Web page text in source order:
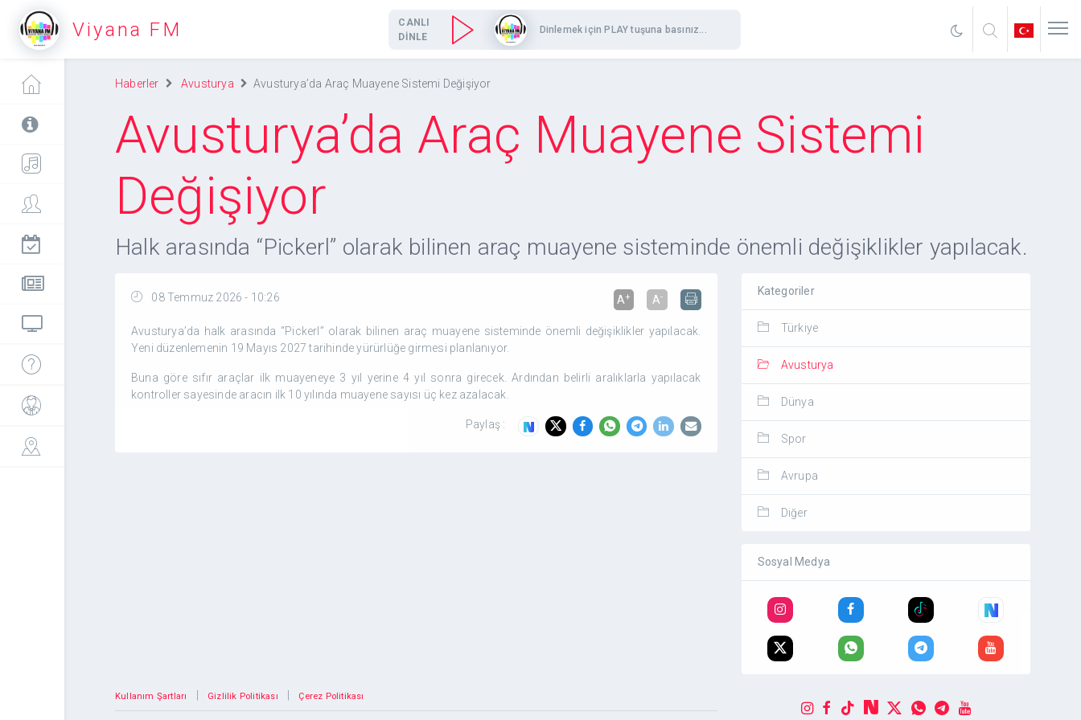
Viyana FM
CANLI
DİNLE
Dinlemek için PLAY tuşuna basınız...
Haberler Avusturya Avusturya’da Araç Muayene Sistemi Değişiyor
Avusturya’da Araç Muayene Sistemi
Değişiyor
Halk arasında “Pickerl” olarak bilinen araç muayene sisteminde önemli değişiklikler yapılacak.
08 Temmuz 2026 - 10:26 A+ A-
Avusturya’da halk arasında “Pickerl” olarak bilinen araç muayene sisteminde önemli değişiklikler yapılacak.
Yeni düzenlemenin 19 Mayıs 2027 tarihinde yürürlüğe girmesi planlanıyor.
Buna göre sıfır araçlar ilk muayeneye 3 yıl yerine 4 yıl sonra girecek. Ardından belirli aralıklarla yapılacak
kontroller sayesinde aracın ilk 10 yılında muayene sayısı üç kez azalacak.
Paylaş :
Kategoriler
Türkiye
Avusturya
Dünya
Spor
Avrupa
Diğer
Sosyal Medya
Kullanım Şartları Gizlilik Politikası Çerez Politikası